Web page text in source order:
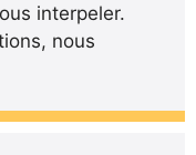
interpeler.
nous